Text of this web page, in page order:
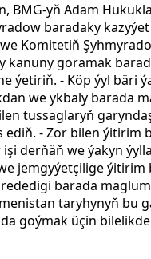
BMG-yň Adam
baradaky
Komitetiň
kanuny goramak
ýetiriň. - Köp ýyl bäri
we ykbaly barada
tussaglaryň
ediň. - Zor bilen ýitirim
derňäň we ýakyn
jemgyýetçilige ýitirim
barada
taryhynyň bu
goýmak üçin